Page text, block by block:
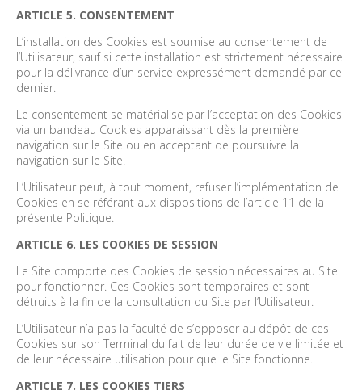
ARTICLE 5. CONSENTEMENT
L’installation des Cookies est soumise au consentement de
l’Utilisateur, sauf si cette installation est strictement nécessaire
pour la délivrance d’un service expressément demandé par ce
dernier.
Le consentement se matérialise par l’acceptation des Cookies
via un bandeau Cookies apparaissant dès la première
navigation sur le Site ou en acceptant de poursuivre la
navigation sur le Site.
L’Utilisateur peut, à tout moment, refuser l’implémentation de
Cookies en se référant aux dispositions de l’article 11 de la
présente Politique.
ARTICLE 6. LES COOKIES DE SESSION
Le Site comporte des Cookies de session nécessaires au Site
pour fonctionner. Ces Cookies sont temporaires et sont
détruits à la fin de la consultation du Site par l’Utilisateur.
L’Utilisateur n’a pas la faculté de s’opposer au dépôt de ces
Cookies sur son Terminal du fait de leur durée de vie limitée et
de leur nécessaire utilisation pour que le Site fonctionne.
ARTICLE 7. LES COOKIES TIERS